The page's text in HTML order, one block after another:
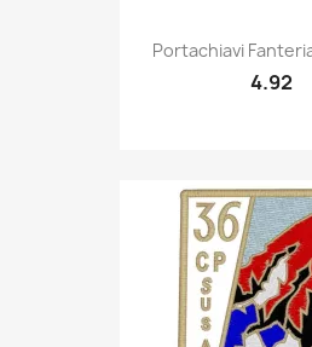
Quick
Portachiavi
4.92